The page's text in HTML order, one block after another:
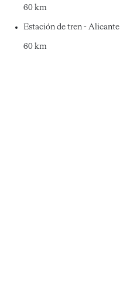
60 km
Estación de tren - Alicante
60 km